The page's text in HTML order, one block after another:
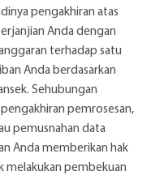
pengakhiran atas
Anda dengan
terhadap satu
Anda berdasarkan
Sehubungan
pemrosesan,
pemusnahan data
Anda memberikan hak
melakukan pembekuan